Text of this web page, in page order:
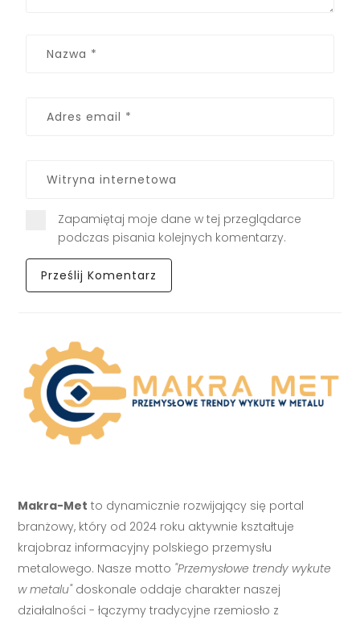
Zapamiętaj moje dane w tej przeglądarce
podczas pisania kolejnych komentarzy.
Makra-Met to dynamicznie rozwijający się portal
branżowy, który od 2024 roku aktywnie kształtuje
krajobraz informacyjny polskiego przemysłu
metalowego. Nasze motto "Przemysłowe trendy wykute
w metalu"doskonale oddaje charakter naszej
działalności - łączymy tradycyjne rzemiosło z